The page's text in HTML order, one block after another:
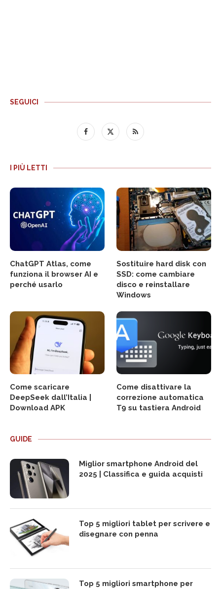
SEGUICI
I PIÙ LETTI
ChatGPT Atlas, come
funziona il browser AI e
perché usarlo
Sostituire hard disk con
SSD: come cambiare
disco e reinstallare
Windows
Come scaricare
DeepSeek dall’Italia |
Download APK
Come disattivare la
correzione automatica
T9 su tastiera Android
GUIDE
Miglior smartphone Android del
2025 | Classifica e guida acquisti
Top 5 migliori tablet per scrivere e
disegnare con penna
Top 5 migliori smartphone per